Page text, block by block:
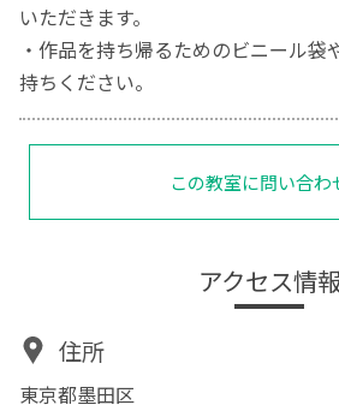
いただきます。
・作品を持ち帰るためのビニール袋
持ちください。
この教室に問い合わ
アクセス情報
住所
東京都墨田区